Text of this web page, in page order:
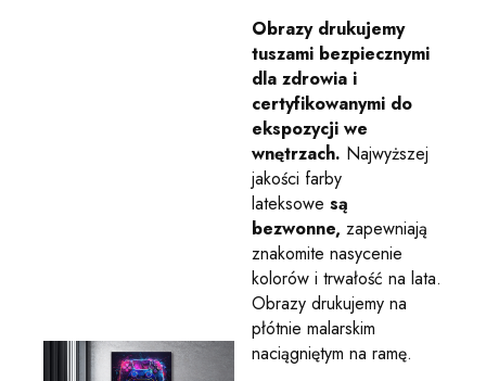
Obrazy drukujemy
tuszami bezpiecznymi
dla zdrowia i
certyfikowanymi do
ekspozycji we
wnętrzach. Najwyższej
jakości farby
lateksowe są
bezwonne, zapewniają
znakomite nasycenie
kolorów i trwałość na lata.
Obrazy drukujemy na
płótnie malarskim
naciągniętym na ramę.